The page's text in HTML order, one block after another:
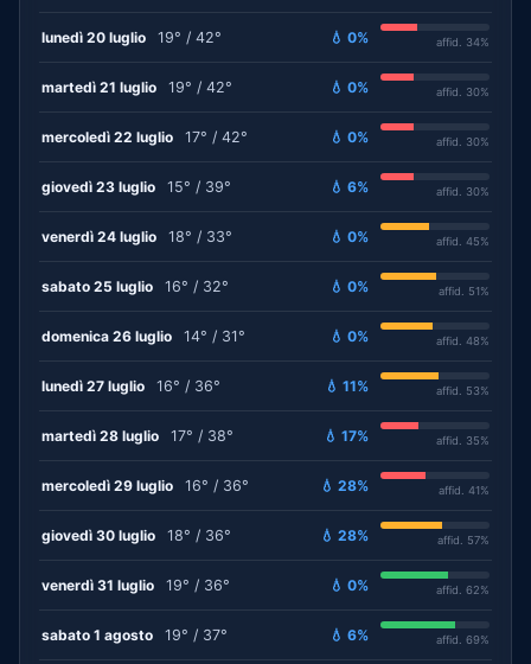
lunedì 20 luglio 19° / 42° 💧 0% affid. 34%
martedì 21 luglio 19° / 42° 💧 0% affid. 30%
mercoledì 22 luglio 17° / 42° 💧 0% affid. 30%
giovedì 23 luglio 15° / 39° 💧 6% affid. 30%
venerdì 24 luglio 18° / 33° 💧 0% affid. 45%
sabato 25 luglio 16° / 32° 💧 0% affid. 51%
domenica 26 luglio 14° / 31° 💧 0% affid. 48%
lunedì 27 luglio 16° / 36° 💧 11% affid. 53%
martedì 28 luglio 17° / 38° 💧 17% affid. 35%
mercoledì 29 luglio 16° / 36° 💧 28% affid. 41%
giovedì 30 luglio 18° / 36° 💧 28% affid. 57%
venerdì 31 luglio 19° / 36° 💧 0% affid. 62%
sabato 1 agosto 19° / 37° 💧 6% affid. 69%